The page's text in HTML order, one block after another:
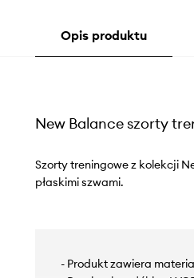
Opis produktu
New Balance szorty
Szorty treningowe z kolekcji
płaskimi szwami.
- Produkt zawiera